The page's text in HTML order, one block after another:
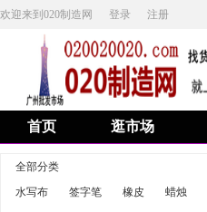
欢迎来到020制造网 登录 注册
首页 逛市场
全部分类
水写布
签字笔 橡皮 蜡烛